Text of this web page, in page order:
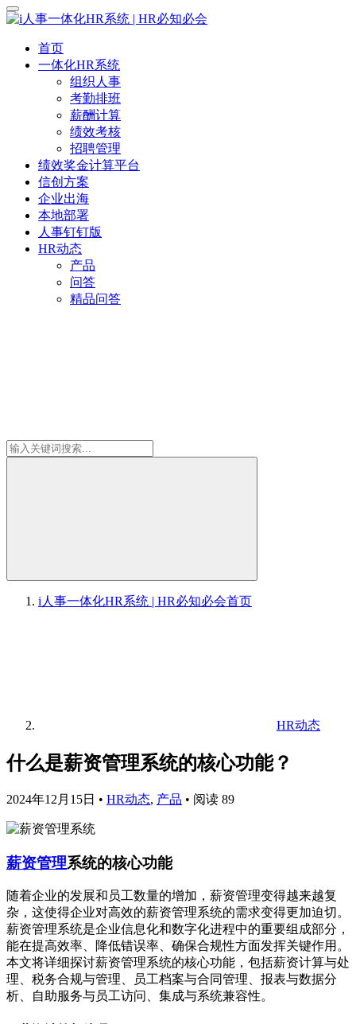
首页
一体化HR系统
组织人事
考勤排班
薪酬计算
绩效考核
招聘管理
绩效奖金计算平台
信创方案
企业出海
本地部署
人事钉钉版
HR动态
产品
问答
精品问答
i人事一体化HR系统 | HR必知必会首页
HR动态
什么是薪资管理系统的核心功能？
2024年12月15日 • HR动态, 产品 • 阅读 89
薪资管理系统的核心功能
随着企业的发展和员工数量的增加，薪资管理变得越来越复
杂，这使得企业对高效的薪资管理系统的需求变得更加迫切。
薪资管理系统是企业信息化和数字化进程中的重要组成部分，
能在提高效率、降低错误率、确保合规性方面发挥关键作用。
本文将详细探讨薪资管理系统的核心功能，包括薪资计算与处
理、税务合规与管理、员工档案与合同管理、报表与数据分
析、自助服务与员工访问、集成与系统兼容性。